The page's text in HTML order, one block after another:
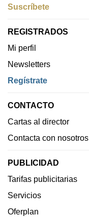
Suscríbete
REGISTRADOS
Mi perfil
Newsletters
Regístrate
CONTACTO
Cartas al director
Contacta con nosotros
PUBLICIDAD
Tarifas publicitarias
Servicios
Oferplan